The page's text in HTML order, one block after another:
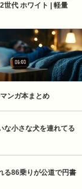
世代 ホワイト | 軽量
ンガ本まとめ
な小さな犬を連れてる
る86乗りが公道で円書